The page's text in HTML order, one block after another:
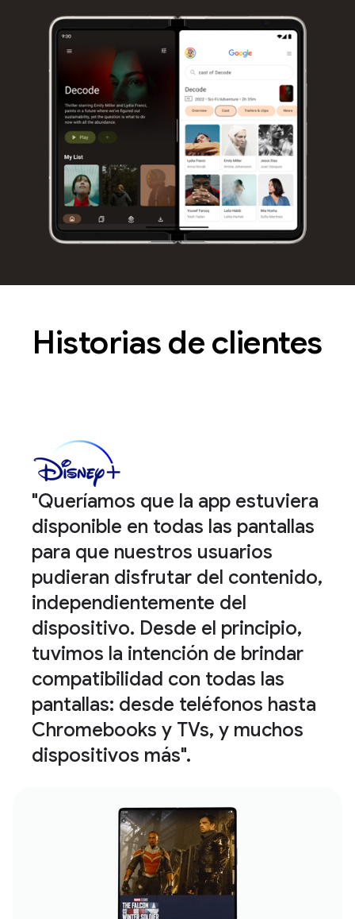
Historias de clientes
"Queríamos que la app estuviera
disponible en todas las pantallas
para que nuestros usuarios
pudieran disfrutar del contenido,
independientemente del
dispositivo. Desde el principio,
tuvimos la intención de brindar
compatibilidad con todas las
pantallas: desde teléfonos hasta
Chromebooks y TVs, y muchos
dispositivos más".